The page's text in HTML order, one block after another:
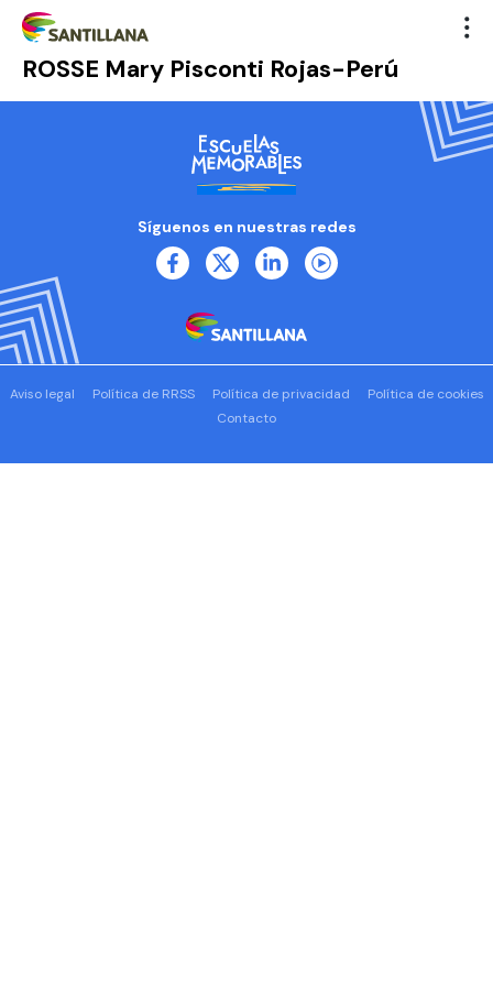
ROSSE Mary Pisconti Rojas-Perú
Síguenos en nuestras redes
Aviso legal Política de RRSS Política de privacidad
Política de cookies
Contacto